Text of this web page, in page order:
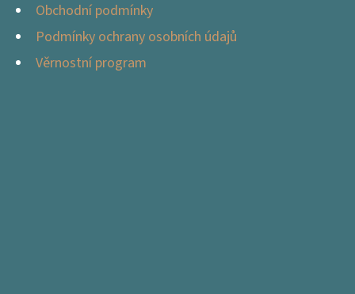
Obchodní podmínky
Podmínky ochrany osobních údajů
Věrnostní program